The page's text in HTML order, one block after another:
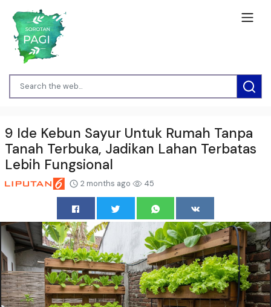
9 Ide Kebun Sayur Untuk Rumah Tanpa
Tanah Terbuka, Jadikan Lahan Terbatas
Lebih Fungsional
2 months ago 45